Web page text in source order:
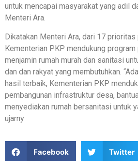
untuk mencapai masyarakat yang adil
Menteri Ara.
Dikatakan Menteri Ara, dari 17
Kementerian PKP mendukung
menjamin rumah murah dan sanitasi
dan dan rakyat yang membutuhkan.
hasil terbaik, Kementerian PKP
pembangunan infrastruktur desa,
menyediakan rumah bersanitasi untuk
ujarny
Facebook Twitter